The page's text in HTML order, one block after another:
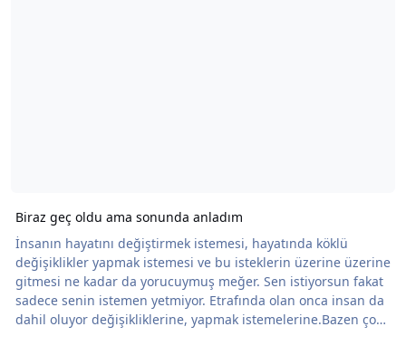
Biraz geç oldu ama sonunda anladım
İnsanın hayatını değiştirmek istemesi, hayatında köklü
değişiklikler yapmak istemesi ve bu isteklerin üzerine üzerine
gitmesi ne kadar da yorucuymuş meğer. Sen istiyorsun fakat
sadece senin istemen yetmiyor. Etrafında olan onca insan da
dahil oluyor değişikliklerine, yapmak istemelerine.Bazen çok